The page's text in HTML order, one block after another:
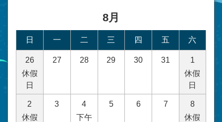
8月
日 一 二 三 四 五 六
26
休假
日
27 28 29 30 31
1
休假
日
2
休假
3
4
下午
5 6 7
8
休假